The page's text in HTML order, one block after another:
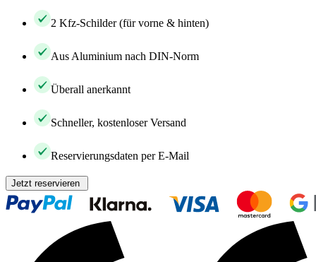
2 Kfz-Schilder (für vorne & hinten)
Aus Aluminium nach DIN-Norm
Überall anerkannt
Schneller, kostenloser Versand
Reservierungsdaten per E-Mail
Jetzt reservieren